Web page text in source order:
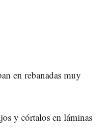
en rebanadas muy
y córtalos en láminas